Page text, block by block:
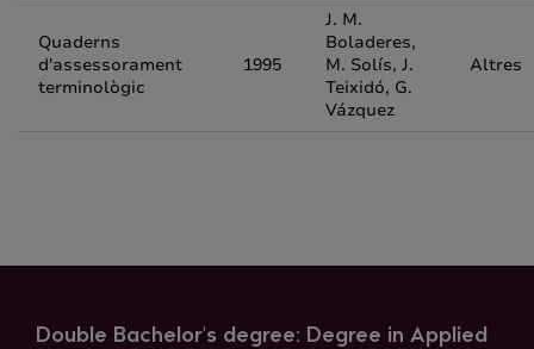
Quaderns
d'assessorament
terminològic
1995
J. M.
Boladeres,
M. Solís, J.
Teixidó, G.
Vázquez
Altres
Double Bachelor's degree: Degree in Applied